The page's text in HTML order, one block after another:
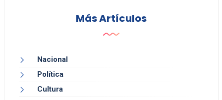
Más Artículos
Nacional
Política
Cultura